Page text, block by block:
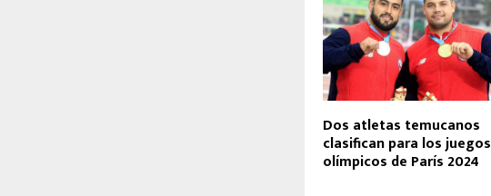
Dos atletas temucanos
clasifican para los juegos
olímpicos de París 2024